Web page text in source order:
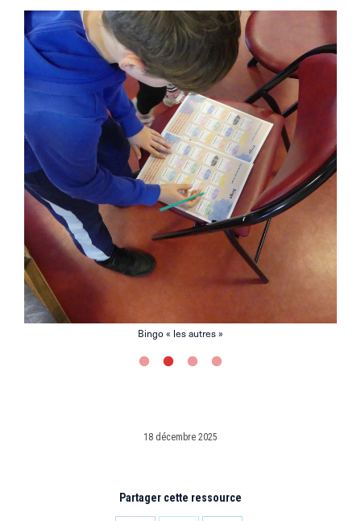
Bingo « les autres »
18 décembre 2025
Partager cette ressource